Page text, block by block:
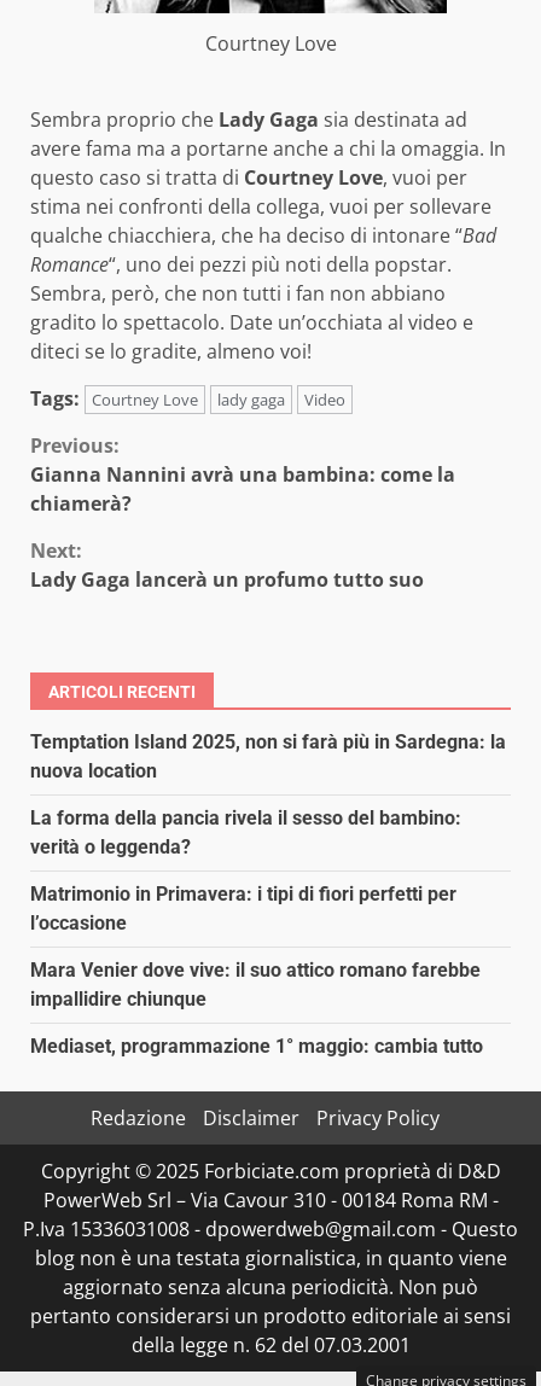
Courtney Love
Sembra proprio che Lady Gaga sia destinata ad
avere fama ma a portarne anche a chi la omaggia. In
questo caso si tratta di Courtney Love, vuoi per
stima nei confronti della collega, vuoi per sollevare
qualche chiacchiera, che ha deciso di intonare “Bad
Romance“, uno dei pezzi più noti della popstar.
Sembra, però, che non tutti i fan non abbiano
gradito lo spettacolo. Date un’occhiata al video e
diteci se lo gradite, almeno voi!
Tags:
Courtney Love lady gaga Video
Continue
Reading
Previous:
Gianna Nannini avrà una bambina: come la
chiamerà?
Next:
Lady Gaga lancerà un profumo tutto suo
ARTICOLI RECENTI
Temptation Island 2025, non si farà più in Sardegna: la
nuova location
La forma della pancia rivela il sesso del bambino:
verità o leggenda?
Matrimonio in Primavera: i tipi di fiori perfetti per
l’occasione
Mara Venier dove vive: il suo attico romano farebbe
impallidire chiunque
Mediaset, programmazione 1° maggio: cambia tutto
Redazione Disclaimer
Privacy Policy
Copyright © 2025 Forbiciate.com proprietà di D&D
PowerWeb Srl – Via Cavour 310 - 00184 Roma RM -
P.Iva 15336031008 - dpowerdweb@gmail.com - Questo
blog non è una testata giornalistica, in quanto viene
aggiornato senza alcuna periodicità. Non può
pertanto considerarsi un prodotto editoriale ai sensi
della legge n. 62 del 07.03.2001
Change privacy settings